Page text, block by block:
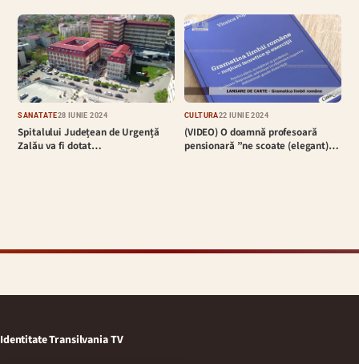
SĂNĂTATE28 IUNIE 2024
Spitalului Județean de Urgență
Zalău va fi dotat…
CULTURĂ22 IUNIE 2024
(VIDEO) O doamnă profesoară
pensionară ”ne scoate (elegant)…
Identitate Transilvania TV